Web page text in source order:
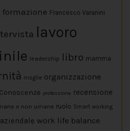
formazione Francesco Varanini
lavoro
leadership libro mamma
moglie organizzazione
professione recensione
e non umane ruolo Smart working
work life balance